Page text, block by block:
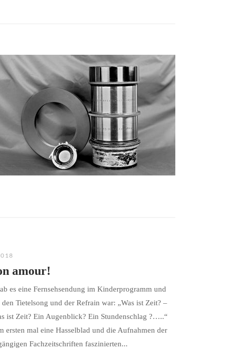
amour!
es eine Fernsehsendung im Kinderprogramm und
Tietelsong und der Refrain war: „Was ist Zeit? –
ist Zeit? Ein Augenblick? Ein Stundenschlag ?…..“
ersten mal eine Hasselblad und die Aufnahmen der
Fachzeitschriften faszinierten...